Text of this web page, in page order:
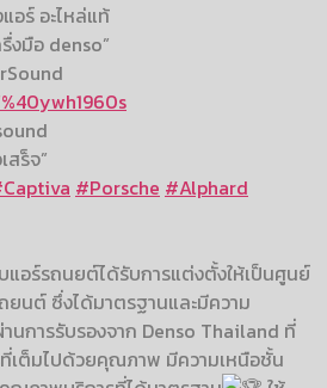
อร์ อะไหล่แท้
งมือ denso”
ร็จ”
#Porsche #Alphard
แอร์รถนยต์ได้รับการแต่งตั้งให้เป็นศูนย์
ยนต์ ซึ่งได้มาตรฐานและมีความ
นการรับรองจาก Denso Thailand ที่
เต็มไปด้วยคุณภาพ มีความเหนือชั้น